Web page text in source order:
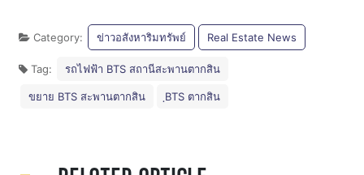
Category: ข่าวอสังหาริมทรัพย์ Real Estate News
Tag: รถไฟฟ้า BTS สถานีสะพานตากสิน
ขยาย BTS สะพานตากสิน ฺBTS ตากสิน